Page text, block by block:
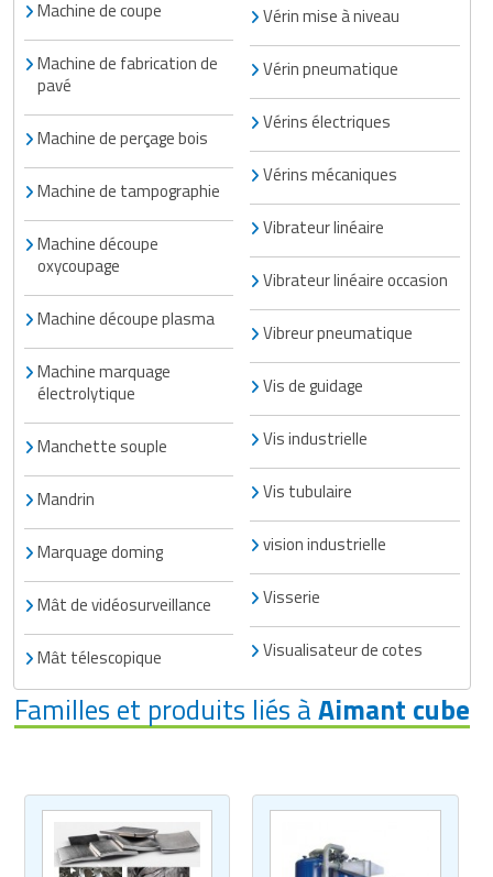
Machine de coupe
Machine de fabrication de
pavé
Machine de perçage bois
Machine de tampographie
Machine découpe
oxycoupage
Machine découpe plasma
Machine marquage
électrolytique
Manchette souple
Mandrin
Marquage doming
Mât de vidéosurveillance
Mât télescopique
Vérin mise à niveau
Vérin pneumatique
Vérins électriques
Vérins mécaniques
Vibrateur linéaire
Vibrateur linéaire occasion
Vibreur pneumatique
Vis de guidage
Vis industrielle
Vis tubulaire
vision industrielle
Visserie
Visualisateur de cotes
Familles et produits liés àAimant cube